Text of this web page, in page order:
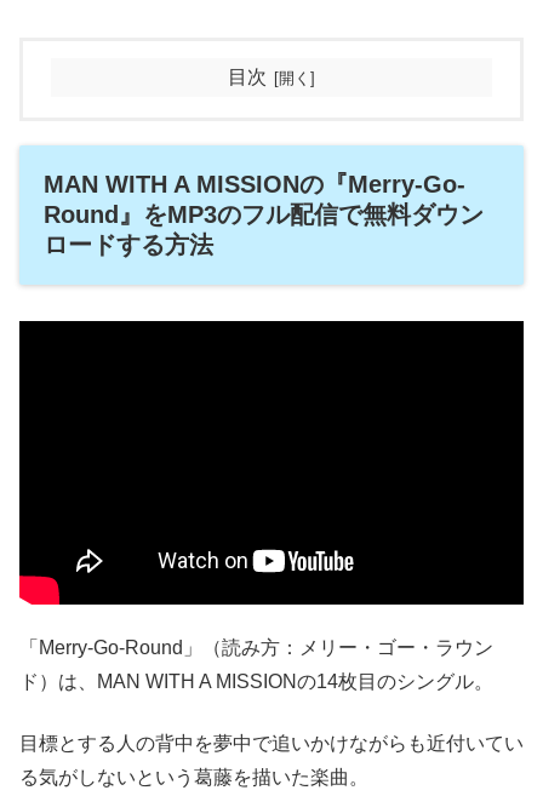
目次
MAN WITH A MISSIONの『Merry-Go-
Round』をMP3のフル配信で無料ダウン
ロードする方法
「Merry-Go-Round」（読み方：メリー・ゴー・ラウン
ド）は、MAN WITH A MISSIONの14枚目のシングル。
目標とする人の背中を夢中で追いかけながらも近付いてい
る気がしないという葛藤を描いた楽曲。